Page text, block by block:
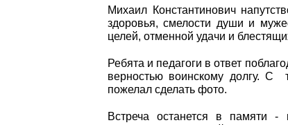
Михаил Константинович
здоровья, смелости души и
целей, отменной удачи и
Ребята и педагоги в ответ
верностью воинскому долгу. С
пожелал сделать фото.
Встреча останется в памяти